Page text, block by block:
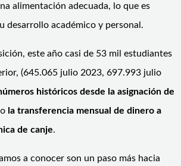
alimentación adecuada, lo que es
desarrollo académico y personal.
este año casi de 53 mil estudiantes
(645.065 julio 2023, 697.993 julio
históricos desde la asignación de
la transferencia mensual de dinero a
de canje.
a conocer son un paso más hacia